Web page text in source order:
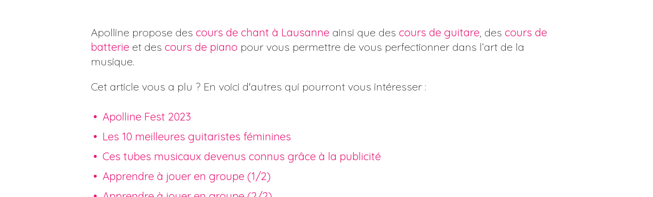
Apolline propose des cours de chant à Lausanne ainsi que des cours de guitare, des cours de
batterie et des cours de piano pour vous permettre de vous perfectionner dans l’art de la
musique.
Cet article vous a plu ? En voici d'autres qui pourront vous intéresser :
Apolline Fest 2023
Les 10 meilleures guitaristes féminines
Ces tubes musicaux devenus connus grâce à la publicité
Apprendre à jouer en groupe (1/2)